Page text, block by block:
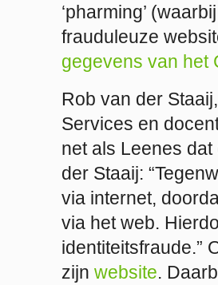
‘pharming’
frauduleuze
gegevens van het
Rob van der
Services en
net als Leenes
der Staaij:
via internet,
via het web.
identiteitsfraude.”
zijn website.